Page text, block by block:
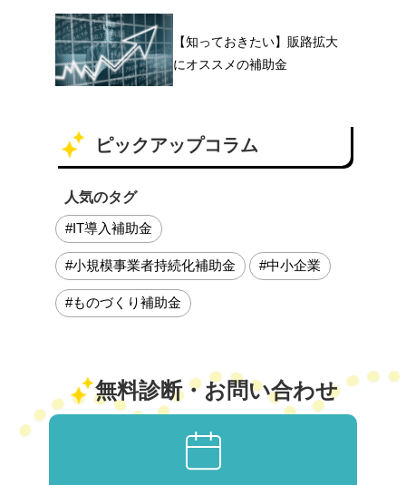
【知っておきたい】販路拡大
にオススメの補助金
ピックアップコラム
人気のタグ
#IT導入補助金
#小規模事業者持続化補助金 #中小企業
#ものづくり補助金
無料診断・お問い合わせ